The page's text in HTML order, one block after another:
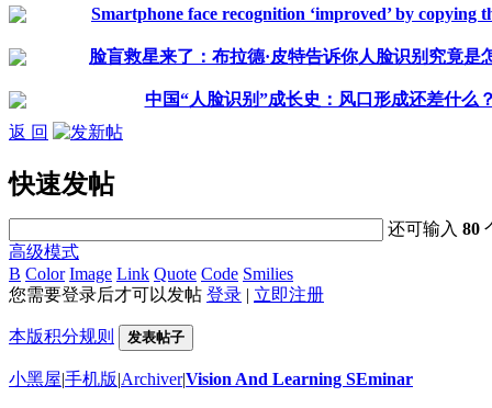
Smartphone face recognition ‘improved’ by copying
脸盲救星来了：布拉德·皮特告诉你人脸识别究竟是
中国“人脸识别”成长史：风口形成还差什么
返 回
快速发帖
还可输入80
高级模式
B Color Image Link Quote Code Smilies
您需要登录后才可以发帖 登录 | 立即注册
本版积分规则 发表帖子
小黑屋|手机版|Archiver|Vision And Learning SEminar